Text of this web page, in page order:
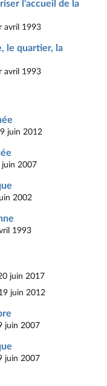
l'accueil de la
avril 1993
le quartier, la
avril 1993
juin 2012
2007
2002
1993
juin 2017
juin 2012
juin 2007
juin 2007